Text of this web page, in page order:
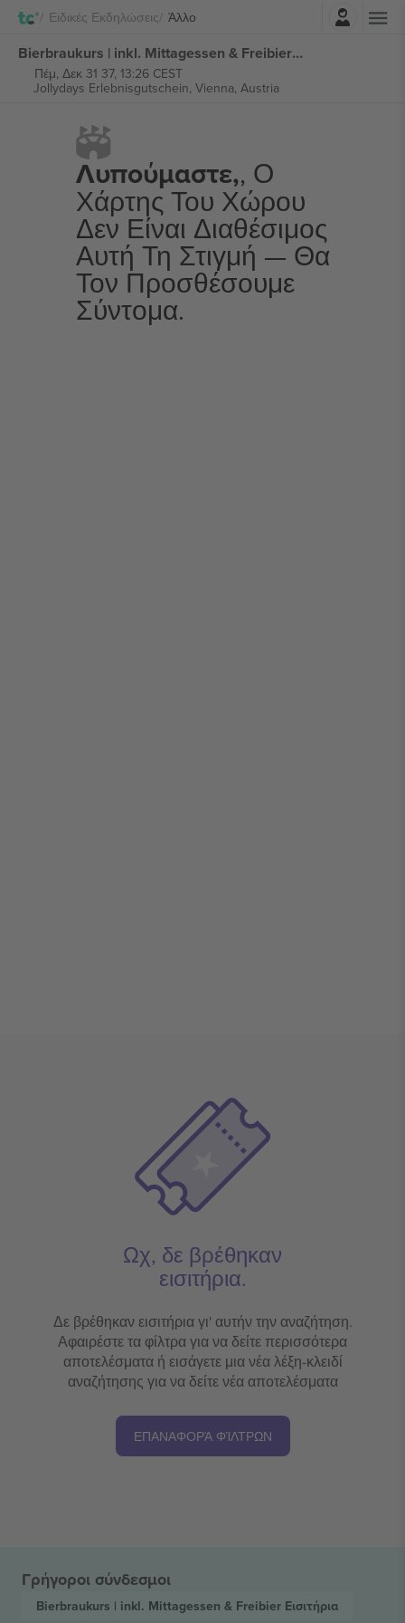
Ειδικές Εκδηλώσεις Άλλο
Bierbraukurs | inkl. Mittagessen & Freibier εισιτήρια
Πέμ, Δεκ 31 37, 13:26 CEST
Jollydays Erlebnisgutschein, Vienna, Austria
Λυπούμαστε,, Ο
Χάρτης Του Χώρου
Δεν Είναι Διαθέσιμος
Αυτή Τη Στιγμή — Θα
Τον Προσθέσουμε
Σύντομα.
Ωχ, δε βρέθηκαν
εισιτήρια.
Δε βρέθηκαν εισιτήρια γι' αυτήν την αναζήτηση.
Αφαιρέστε τα φίλτρα για να δείτε περισσότερα
αποτελέσματα ή εισάγετε μια νέα λέξη-κλειδί
αναζήτησης για να δείτε νέα αποτελέσματα
ΕΠΑΝΑΦΟΡΆ ΦΊΛΤΡΩΝ
Γρήγοροι σύνδεσμοι
Bierbraukurs | inkl. Mittagessen & Freibier Εισιτήρια